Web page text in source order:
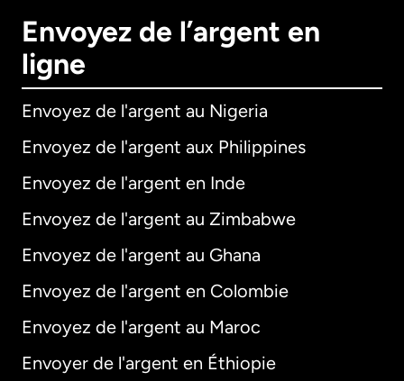
Envoyez de l’argent en
ligne
Envoyez de l'argent au Nigeria
Envoyez de l'argent aux Philippines
Envoyez de l'argent en Inde
Envoyez de l'argent au Zimbabwe
Envoyez de l'argent au Ghana
Envoyez de l'argent en Colombie
Envoyez de l'argent au Maroc
Envoyer de l'argent en Éthiopie